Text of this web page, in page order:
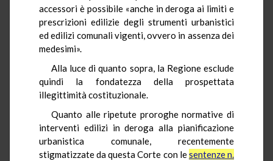
accessori è possibile «anche in deroga ai limiti e
prescrizioni edilizie degli strumenti urbanistici
ed edilizi comunali vigenti, ovvero in assenza dei
medesimi».
Alla luce di quanto sopra, la Regione esclude
quindi la fondatezza della prospettata
illegittimità costituzionale.
Quanto alle ripetute proroghe normative di
interventi edilizi in deroga alla pianificazione
urbanistica comunale, recentemente
stigmatizzate da questa Corte con lesentenze n.